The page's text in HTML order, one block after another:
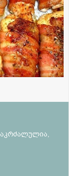
აკრძალულია,